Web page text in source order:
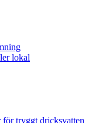
lokal
för tryggt dricksvatten